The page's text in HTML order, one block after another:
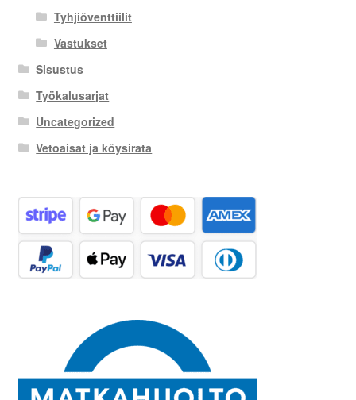
Tyhjiöventtiilit
Vastukset
Sisustus
Työkalusarjat
Uncategorized
Vetoaisat ja köysirata